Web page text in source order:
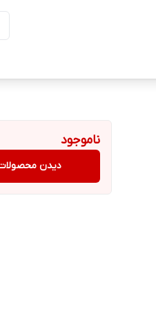
ناموجود
دیدن